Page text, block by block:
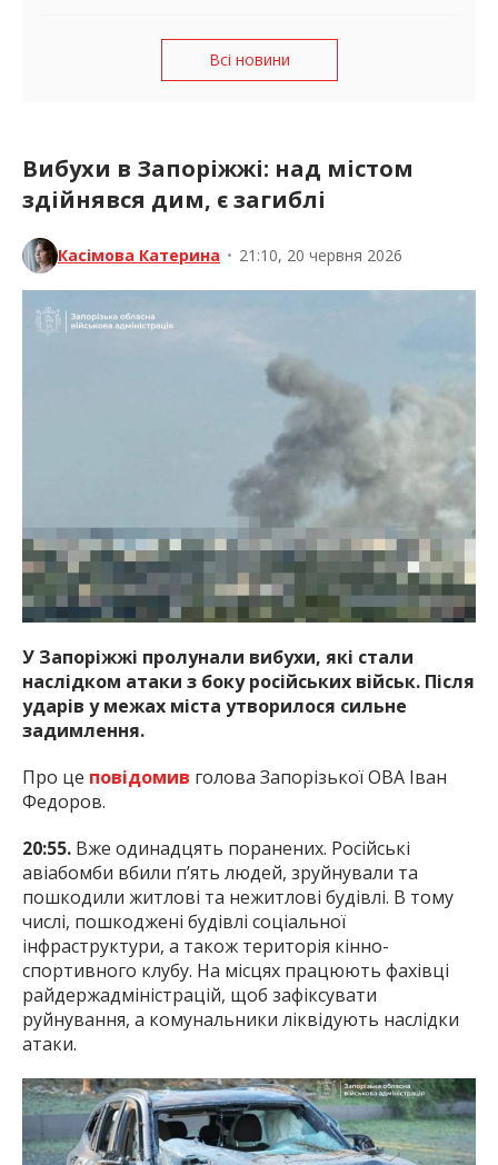
Всі новини
Вибухи в Запоріжжі: над містом
здійнявся дим, є загиблі
Касімова Катерина • 21:10, 20 червня 2026
У Запоріжжі пролунали вибухи, які стали
наслідком атаки з боку російських військ. Після
ударів у межах міста утворилося сильне
задимлення.
Про це повідомив голова Запорізької ОВА Іван
Федоров.
20:55. Вже одинадцять поранених. Російські
авіабомби вбили п’ять людей, зруйнували та
пошкодили житлові та нежитлові будівлі. В тому
числі, пошкоджені будівлі соціальної
інфраструктури, а також територія кінно-
спортивного клубу. На місцях працюють фахівці
райдержадміністрацій, щоб зафіксувати
руйнування, а комунальники ліквідують наслідки
атаки.